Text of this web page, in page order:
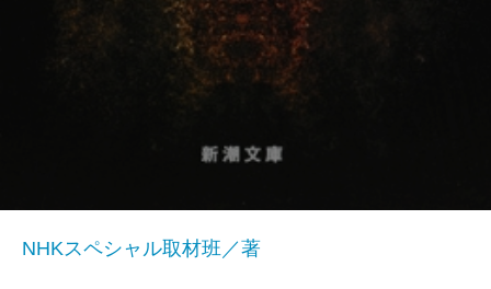
NHKスペシャル取材班／著